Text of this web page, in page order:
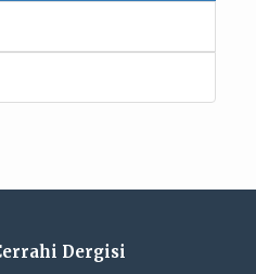
Dergisi